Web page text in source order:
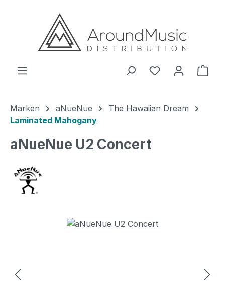
Zum Hauptinhalt springen
Marken aNueNue
The Hawaiian Dream
Laminated Mahogany
aNueNue U2 Concert
Bildergalerie überspringen